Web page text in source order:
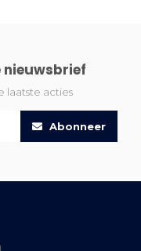
nieuwsbrief
laatste acties
Abonneer